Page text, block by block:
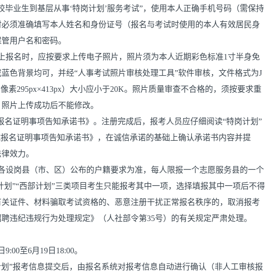
毕业生到基层从事‘特岗计划’服务考试”，使用本人正确手机号码（需保持
须准确填写本人姓名和身份证号（报名与考试时使用的本人有效居民身
用户名和密码。
报名时，应按要求上传电子照片，照片须为本人近期彩色标准1寸半身免
色背景均可，并经“人事考试照片审核处理工具”软件审核，文件格式为J
素295px×413px）大小应小于20K。照片质量审查不合格的，须按要求重
片上传成功后不能修改。
名证明事项告知承诺书》。注册完成后，报考人员应仔细阅读“特岗计划”
名证明事项告知承诺书》，在诚信承诺的基础上确认承诺书内容并提
效力。
设岗县（市、区）公布的户籍要求为准，每人限报一个志愿服务县的一个
划”“西部计划”三类项目考生只能报考其中一项，选择填报其中一项后不得
证件、材料骗取考试资格的、恶意注册干扰正常报名秩序的，取消报考
违纪违规行为处理规定》（人社部令第35号）的有关规定严肃处理。
至6月19日18:00。
划”报考信息提交后，由报名系统对报考信息自动进行确认（非人工审核报